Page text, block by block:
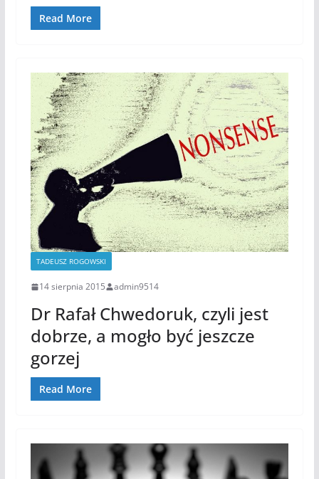
Read More
TADEUSZ ROGOWSKI
14 sierpnia 2015 admin9514
Dr Rafał Chwedoruk, czyli jest
dobrze, a mogło być jeszcze
gorzej
Read More